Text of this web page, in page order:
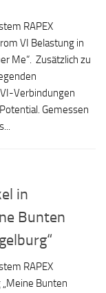
RAPEX
VI Belastung in
Me“. Zusätzlich zu
Verbindungen
Gemessen
in
Bunten
RAPEX
Bunten